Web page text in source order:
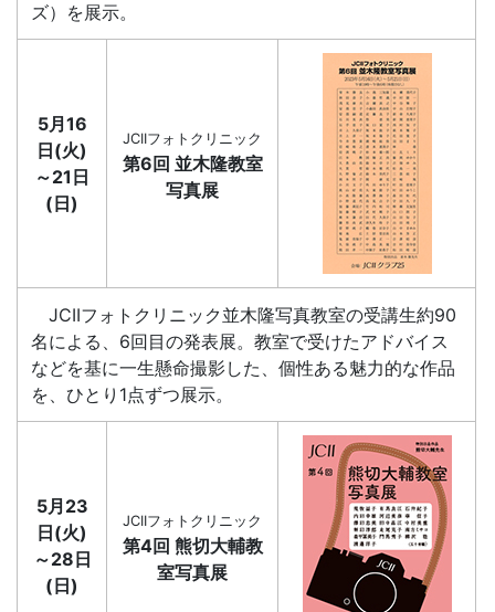
ズ）を展示。
5月16
日(火)
～21日
(日)
JCIIフォトクリニック
第6回 並木隆教室
写真展
JCIIフォトクリニック並木隆写真教室の受講生約90
名による、6回目の発表展。教室で受けたアドバイス
などを基に一生懸命撮影した、個性ある魅力的な作品
を、ひとり1点ずつ展示。
5月23
日(火)
～28日
(日)
JCIIフォトクリニック
第4回 熊切大輔教
室写真展